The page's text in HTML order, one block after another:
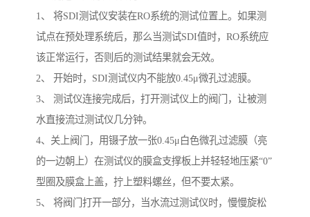
1、 将SDI测试仪安装在RO系统的测试位置上。如果测
试点在预处理系统后，那么当测试SDI值时，RO系统应
该正常运行，否则后的测试结果就会无效。
2、 开始时，SDI测试仪内不能放0.45μ微孔过滤膜。
3、 测试仪连接完成后，打开测试仪上的阀门，让被测
水直接流过测试仪几分钟。
4、关上阀门，用镊子放一张0.45μ白色微孔过滤膜（亮
的一边朝上）在测试仪的膜盒支撑板上并轻轻地压紧“0”
型圈及膜盒上盖，拧上塑料螺丝，但不要太紧。
5、 将阀门打开一部分，当水流过测试仪时，慢慢旋松